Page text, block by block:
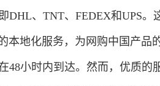
DHL、TNT、FEDEX和UPS
本地化服务，为网购中国产品
48小时内到达。然而，优质